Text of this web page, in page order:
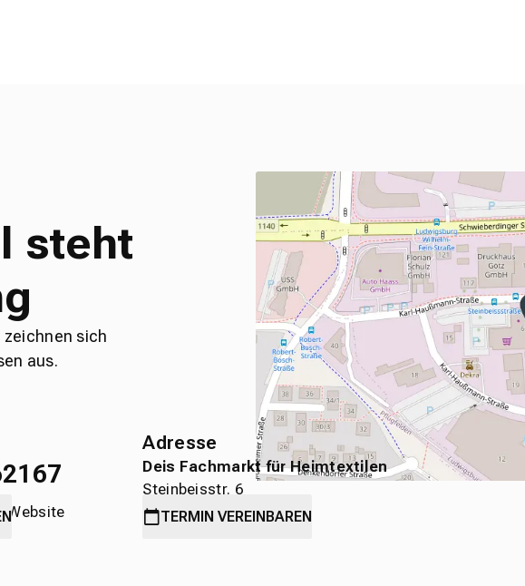
steht
zeichnen sich
aus.
Website
Adresse
Deis Fachmarkt für Heimtextilen
Steinbeisstr. 6
71636 Ludwigsburg
TERMIN VEREINBAREN